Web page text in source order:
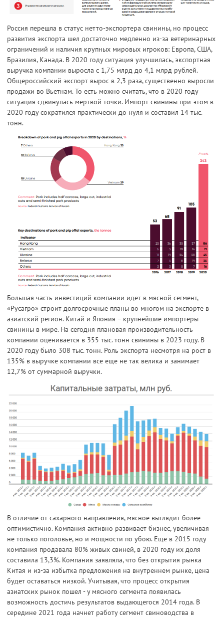
Россия перешла в статус нетто-экспортера свинины, но процесс
развития экспорта шел достаточно медленно из-за ветеринарных
ограничений и наличия крупных мировых игроков: Европа, США,
Бразилия, Канада. В 2020 году ситуация улучшилась, экспортная
выручка компании выросла с 1,75 млрд до 4,1 млрд рублей.
Общероссийский экспорт вырос в 2,3 раза, существенно выросли
продажи во Вьетнам. То есть можно считать, что в 2020 году
ситуация сдвинулась мертвой точки. Импорт свинины при этом в
2020 году сократился практически до нуля и составил 14 тыс.
тонн.
Большая часть инвестиций компании идет в мясной сегмент,
«Русагро» строит долгосрочные планы во многом на экспорте в
азиатский регион. Китай и Япония – крупнейшие импортеры
свинины в мире. На сегодня плановая производительность
компании оценивается в 355 тыс. тонн свинины в 2023 году. В
2020 году было 308 тыс. тонн. Роль экспорта несмотря на рост в
135% в выручке компании все еще не так велика и занимает
12,7% от суммарной выручки.
В отличие от сахарного направления, мясное выглядит более
оптимистично. Компания активно развивает бизнес, увеличивая
не только поголовье, но и мощности по убою. Еще в 2015 году
компания продавала 80% живых свиней, в 2020 году их доля
составила 13,3%. Компания заявляла, что без открытия рынка
Китая и из-за избытка предложения на внутреннем рынке, цена
будет оставаться низкой. Учитывая, что процесс открытия
азиатских рынок пошел - у мясного сегмента появилась
возможность достичь результатов выдающегося 2014 года. В
середине 2021 года начнет работу сегмент свиноводства в